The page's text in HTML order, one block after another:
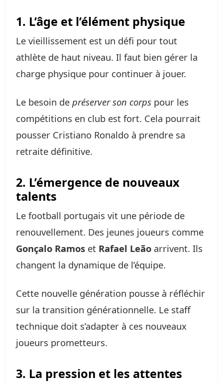
1. L’âge et l’élément physique
Le vieillissement est un défi pour tout
athlète de haut niveau. Il faut bien gérer la
charge physique pour continuer à jouer.
Le besoin de préserver son corps pour les
compétitions en club est fort. Cela pourrait
pousser Cristiano Ronaldo à prendre sa
retraite définitive.
2. L’émergence de nouveaux
talents
Le football portugais vit une période de
renouvellement. Des jeunes joueurs comme
Gonçalo Ramos et Rafael Leão arrivent. Ils
changent la dynamique de l’équipe.
Cette nouvelle génération pousse à réfléchir
sur la transition générationnelle. Le staff
technique doit s’adapter à ces nouveaux
joueurs prometteurs.
3. La pression et les attentes